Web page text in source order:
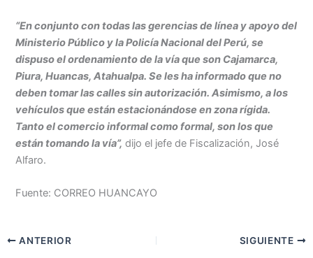
“En conjunto con todas las gerencias de línea y apoyo del
Ministerio Público y la Policía Nacional del Perú, se
dispuso el ordenamiento de la vía que son Cajamarca,
Piura, Huancas, Atahualpa. Se les ha informado que no
deben tomar las calles sin autorización. Asimismo, a los
vehículos que están estacionándose en zona rígida.
Tanto el comercio informal como formal, son los que
están tomando la vía”, dijo el jefe de Fiscalización, José
Alfaro.
Fuente: CORREO HUANCAYO
ANTERIOR SIGUIENTE